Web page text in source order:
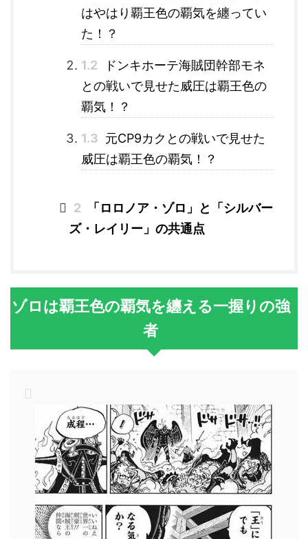
はやはり覇王色の覇気を纏ってい
た！？
1.2
ドンキホーテ海賊団幹部モネ
との戦いで見せた威圧は覇王色の
覇気！？
1.3 元CP9カクとの戦いで見せた
威圧は覇王色の覇気！？
2
「ロロノア・ゾロ」と「シルバー
ズ・レイリー」の共通点
ゾロは覇王色の覇気を纏える一握りの強
者